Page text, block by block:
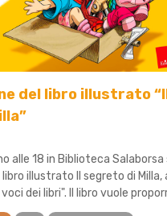
del libro illustrato
alle 18 in Biblioteca
illustrato Il segreto di Milla,
dei libri". Il libro vuole